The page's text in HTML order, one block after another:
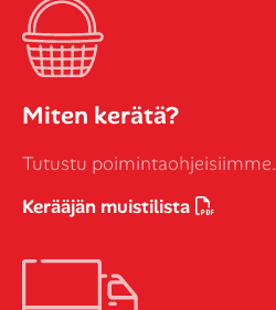
Miten kerätä?
Tutustu poimintaohjeisiimme.
Kerääjän muistilista